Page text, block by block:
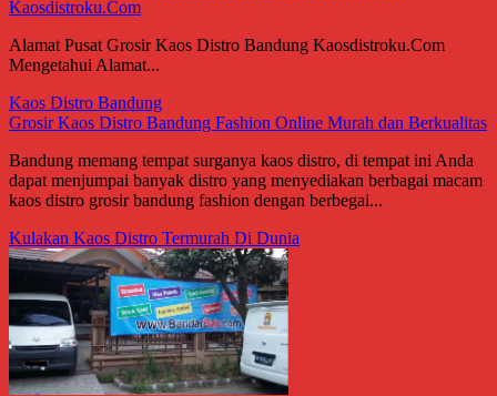
Kaosdistroku.Com
Alamat Pusat Grosir Kaos Distro Bandung Kaosdistroku.Com
Mengetahui Alamat...
Kaos Distro Bandung
Grosir Kaos Distro Bandung Fashion Online Murah dan Berkualitas
Bandung memang tempat surganya kaos distro, di tempat ini Anda
dapat menjumpai banyak distro yang menyediakan berbagai macam
kaos distro grosir bandung fashion dengan berbegai...
Kulakan Kaos Distro Termurah Di Dunia